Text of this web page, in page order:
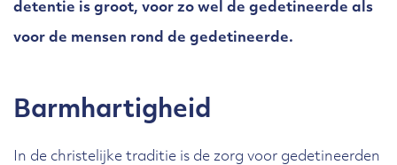
detentie is groot, voor zo wel de gedetineerde als
voor de mensen rond de gedetineerde.
Barmhartigheid
In de christelijke traditie is de zorg voor gedetineerden